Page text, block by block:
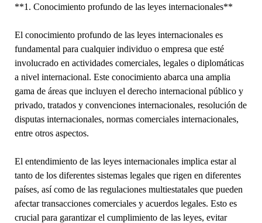
**1. Conocimiento profundo de las leyes internacionales**
El conocimiento profundo de las leyes internacionales es
fundamental para cualquier individuo o empresa que esté
involucrado en actividades comerciales, legales o diplomáticas
a nivel internacional. Este conocimiento abarca una amplia
gama de áreas que incluyen el derecho internacional público y
privado, tratados y convenciones internacionales, resolución de
disputas internacionales, normas comerciales internacionales,
entre otros aspectos.
El entendimiento de las leyes internacionales implica estar al
tanto de los diferentes sistemas legales que rigen en diferentes
países, así como de las regulaciones multiestatales que pueden
afectar transacciones comerciales y acuerdos legales. Esto es
crucial para garantizar el cumplimiento de las leyes, evitar